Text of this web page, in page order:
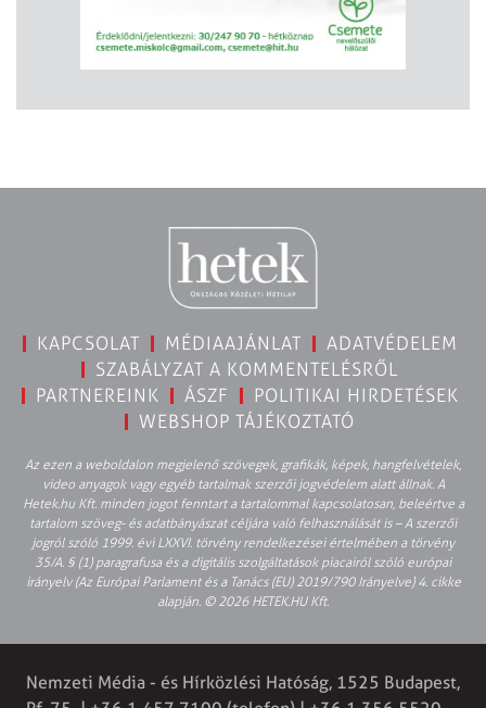
KAPCSOLAT MÉDIAAJÁNLAT
ADATVÉDELEM
SZABÁLYZAT A KOMMENTELÉSRŐL
PARTNEREINK
ÁSZF
POLITIKAI HIRDETÉSEK
WEBSHOP TÁJÉKOZTATÓ
Az ezen a weboldalon megjelenő szövegek, grafikák, képek, hangfelvételek,
video anyagok vagy egyéb tartalmak szerzői jogvédelem alatt állnak. A
Hetek.hu Kft. minden jogot fenntart a tartalommal kapcsolatosan, beleértve a
tartalom szöveg- és adatbányászat céljára való felhasználását is – A szerzői
jogról szóló 1999. évi LXXVI. törvény rendelkezései értelmében a törvény
35/A. § (1) paragrafusa és a digitális szolgáltatások piacairól szóló európai
irányelv (Az Európai Parlament és a Tanács (EU) 2019/790 Irányelve) 4. cikke
alapján. © 2026 HETEK.HU Kft.
Nemzeti Média - és Hírközlési Hatóság, 1525 Budapest,